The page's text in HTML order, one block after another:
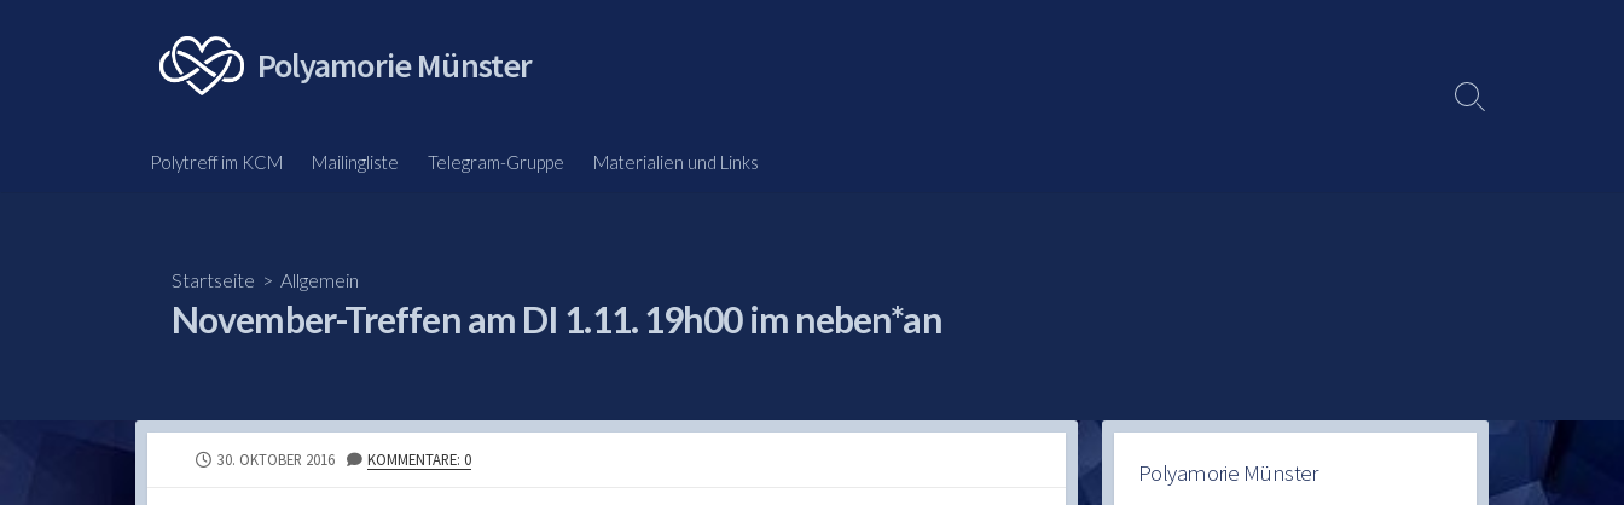
Polyamorie Münster
Polytreff im KCM Mailingliste Telegram-Gruppe Materialien und Links
Search
Startseite > Allgemein
November-Treffen am DI 1.11. 19h00 im neben*an
PUBLISHED
30. OKTOBER 2016 KOMMENTARE: 0 Polyamorie Münster